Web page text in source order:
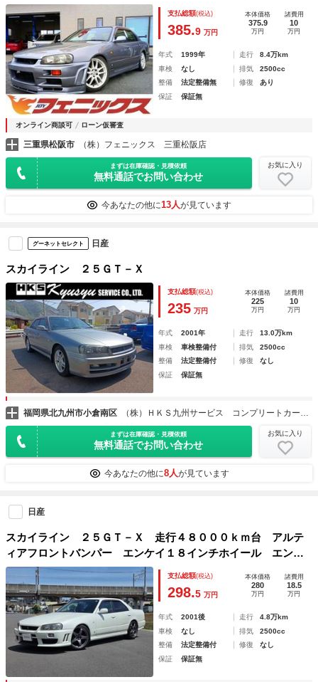
ＨＩＤヘッドライト★電格ミラー★社外マフラー★リアスポイ
ラー★ＥＴＣ★キーレスキー
支払総額(税込)
385.9 万円
本体価格
375.9
万円
諸費用
10
万円
年式 1999年 走行
8.4万km
車検
なし 排気
2500cc
整備
法定整備無 修復
あり
保証
保証無
オンライン商談可 ローン仮審査
三重県松阪市 （株）フェニックス 三重松阪店
まずは在庫確認・見積依頼
無料通話でお問い合わせ
お気に入り
今あなたの他に13人が見ています
グーネットセレクト 日産
スカイライン ２５ＧＴ－Ｘ
支払総額(税込)
235 万円
本体価格
225
万円
諸費用
10
万円
年式 2001年 走行
13.0万km
車検
車検整備付 排気
2500cc
整備
法定整備付 修復
なし
保証
保証無
福岡県北九州市小倉南区
まずは在庫確認・見積依頼
無料通話でお問い合わせ
お気に入り
今あなたの他に8人が見ています
日産
スカイライン ２５ＧＴ－Ｘ 走行４８０００ｋｍ台 アルテ
ィアフロントバンパー エンケイ１８インチホイール エンド
レス車高調
支払総額(税込)
298.5 万円
本体価格
280
万円
諸費用
18.5
万円
年式 2001後 走行
4.8万km
車検
なし 排気
2500cc
整備
法定整備付 修復
なし
保証
保証無